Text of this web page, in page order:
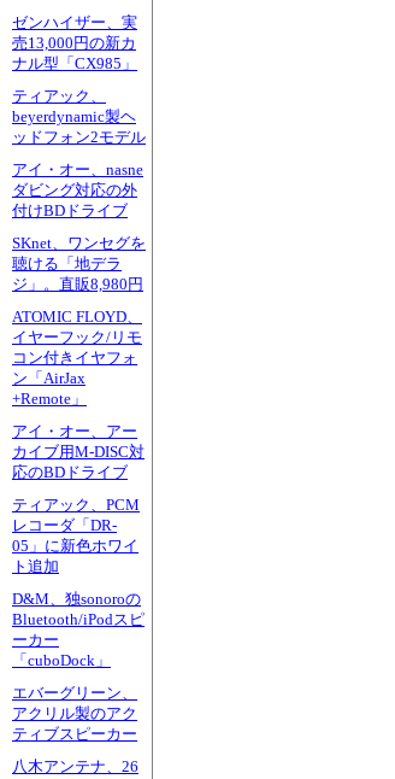
ゼンハイザー、実
売13,000円の新カ
ナル型「CX985」
ティアック、
beyerdynamic製ヘ
ッドフォン2モデル
アイ・オー、nasne
ダビング対応の外
付けBDドライブ
SKnet、ワンセグを
聴ける「地デラ
ジ」。直販8,980円
ATOMIC FLOYD、
イヤーフック/リモ
コン付きイヤフォ
ン「AirJax
+Remote」
アイ・オー、アー
カイブ用M-DISC対
応のBDドライブ
ティアック、PCM
レコーダ「DR-
05」に新色ホワイ
ト追加
D&M、独sonoroの
Bluetooth/iPodスピ
ーカー
「cuboDock」
エバーグリーン、
アクリル製のアク
ティブスピーカー
八木アンテナ、26